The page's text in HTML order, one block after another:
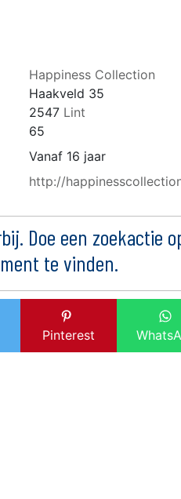
Happiness Collection
Haakveld 35
2547 Lint
65
Vanaf 16 jaar
http://
Doe een zoekactie
te vinden.
Pinterest